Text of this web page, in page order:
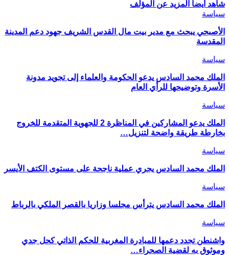
شاهد أيضا المزيد عن المؤلف
سياسة
الأصبحي يبحث مع مدير بيت مال القدس الشريف جهود دعم المدينة
المقدسة
سياسة
الملك محمد السادس يدعو الحكومة والعلماء إلى تجويد مدونة
الأسرة وتوضيحها للرأي العام
سياسة
الملك يدعو المشاركين في المناظرة 2 للجهوية المتقدمة للخروج
بخارطة طريقة واضحة لتنزيل…
سياسة
الملك محمد السادس يجري عملية ناجحة على مستوى الكتف الأيسر
سياسة
الملك محمد السادس يترأس مجلسا وزاريا بالقصر الملكي بالرباط
سياسة
واشنطن تجدد دعمها للمبادرة المغربية للحكم الذاتي كحل جدي
وموثوق به لقضية الصحراء…